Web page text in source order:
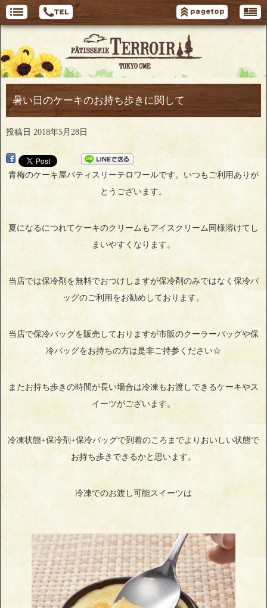
暑い日のケーキのお持ち歩きに関して
投稿日 2018年5月28日
青梅のケーキ屋パティスリーテロワールです。いつもご利用ありが
とうございます。
夏になるにつれてケーキのクリームもアイスクリーム同様溶けてし
まいやすくなります。
当店では保冷剤を無料でおつけしますが保冷剤のみではなく保冷バ
ッグのご利用をお勧めしております。
当店で保冷バッグを販売しておりますが市販のクーラーバッグや保
冷バッグをお持ちの方は是非ご持参ください☆
またお持ち歩きの時間が長い場合は冷凍もお渡しできるケーキやス
イーツがございます。
冷凍状態+保冷剤+保冷バッグで到着のころまでよりおいしい状態で
お持ち歩きできるかと思います。
冷凍でのお渡し可能スイーツは